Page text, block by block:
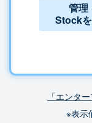
管理
Stock
「エンタ
※表示